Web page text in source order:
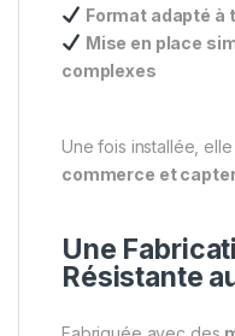
Format adapté à
Mise en place
complexes
Une fois installée,
commerce et
Une
Résistante